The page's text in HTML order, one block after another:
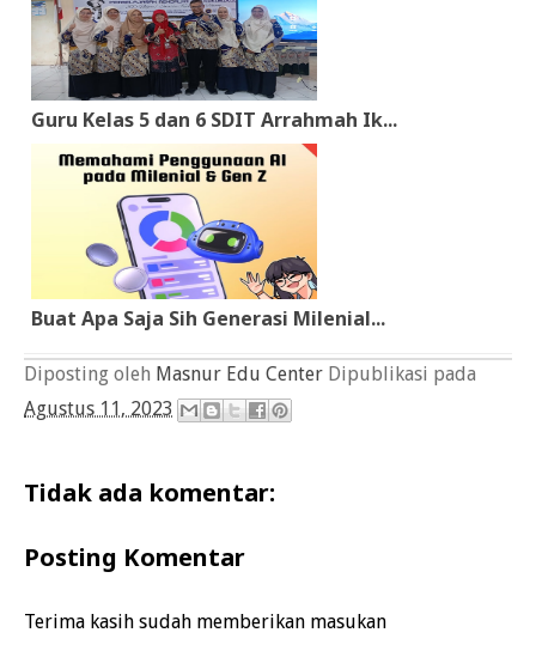
Guru Kelas 5 dan 6 SDIT Arrahmah Ik...
Buat Apa Saja Sih Generasi Milenial...
Diposting oleh Masnur Edu Center Dipublikasi pada
Agustus 11, 2023
Tidak ada komentar:
Posting Komentar
Terima kasih sudah memberikan masukan